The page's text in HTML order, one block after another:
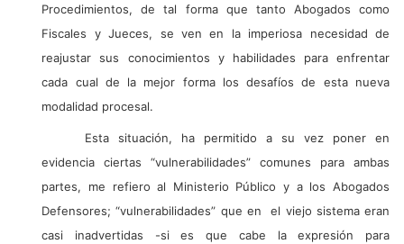
Procedimientos, de tal forma que tanto Abogados como
Fiscales y Jueces, se ven en la imperiosa necesidad de
reajustar sus conocimientos y habilidades para enfrentar
cada cual de la mejor forma los desafíos de esta nueva
modalidad procesal.
Esta situación, ha permitido a su vez poner en
evidencia ciertas “vulnerabilidades” comunes para ambas
partes, me refiero al Ministerio Público y a los Abogados
Defensores; “vulnerabilidades” que en
el viejo sistema eran
casi inadvertidas -si es que cabe la expresión para